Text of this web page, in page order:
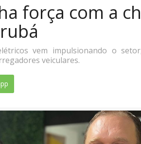
força com a
vem impulsionando o
veiculares.